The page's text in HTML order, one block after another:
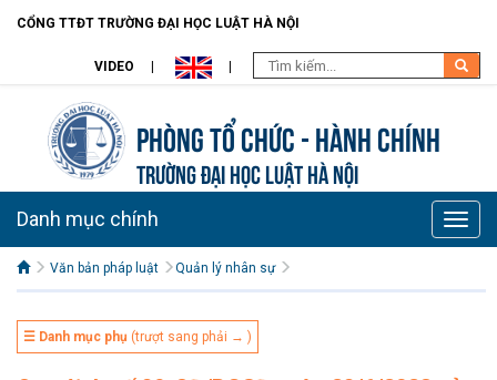
CỔNG TTĐT TRƯỜNG ĐẠI HỌC LUẬT HÀ NỘI
VIDEO
Phòng Tổ chức - Hành chính
TRƯỜNG ĐẠI HỌC LUẬT HÀ NỘI
Toggle
Danh mục chính
Văn bản pháp luật Quản lý nhân sự
☰ Danh mục phụ (trượt sang phải → )